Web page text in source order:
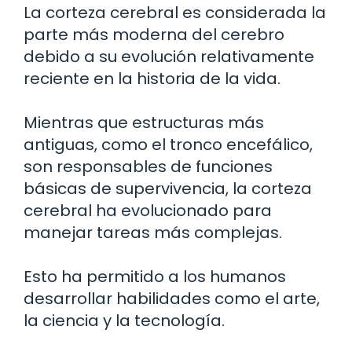
La corteza cerebral es considerada la
parte más moderna del cerebro
debido a su evolución relativamente
reciente en la historia de la vida.
Mientras que estructuras más
antiguas, como el tronco encefálico,
son responsables de funciones
básicas de supervivencia, la corteza
cerebral ha evolucionado para
manejar tareas más complejas.
Esto ha permitido a los humanos
desarrollar habilidades como el arte,
la ciencia y la tecnología.